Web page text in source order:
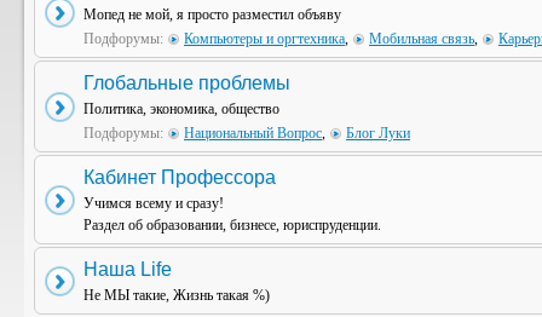
Мопед не мой, я просто разместил объяву
Подфорумы:
Компьютеры и оргтехника, Мобильная связь,
Глобальные проблемы
Политика, экономика, общество
Подфорумы:
Национальный Вопрос, Блог Луки
Кабинет Профессора
Учимся всему и сразу!
Раздел об образовании, бизнесе, юриспруденции.
Наша Life
Не МЫ такие, Жизнь такая %)